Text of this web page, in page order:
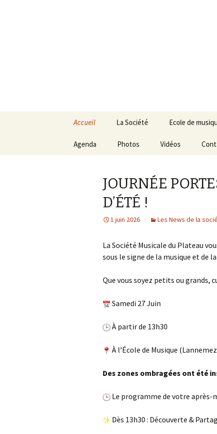
contenu
Accueil La Société
Administrateurs
Règlement intérieur
Ecole de
Rentrée 2025 -
Professeurs
Agenda Photos Vidéos
JOURNÉE
D’ÉTÉ !
1 juin 2026 Les News de la
La Société Musicale du Plateau
sous le signe de la musique et de
Que vous soyez petits ou grands,
Samedi 27 Juin
À partir de 13h30
À l’École de Musique
Des zones ombragées ont été
Le programme de votre après-
Dès 13h30 : Découverte &